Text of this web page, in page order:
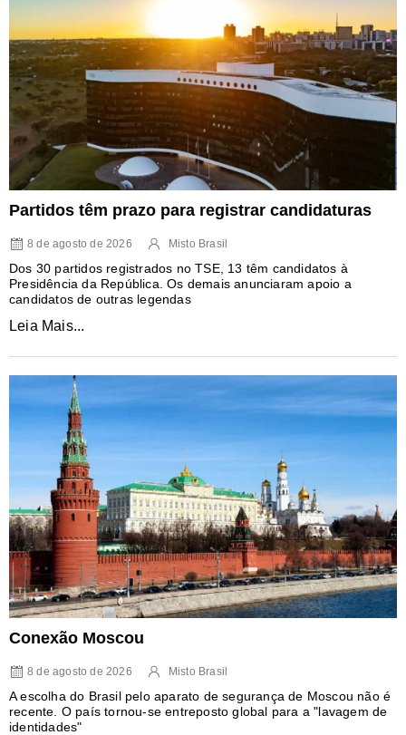
Partidos têm prazo para registrar candidaturas
8 de agosto de 2026 Misto Brasil
Dos 30 partidos registrados no TSE, 13 têm candidatos à
Presidência da República. Os demais anunciaram apoio a
candidatos de outras legendas
Leia Mais...
Conexão Moscou
8 de agosto de 2026 Misto Brasil
A escolha do Brasil pelo aparato de segurança de Moscou não é
recente. O país tornou-se entreposto global para a "lavagem de
identidades"